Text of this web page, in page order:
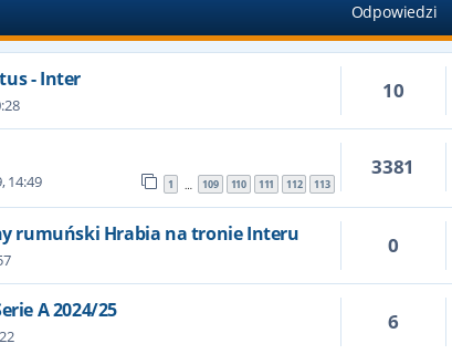
Odpowiedzi
- Inter 10
14:49 1 … 109 110 111 112 113
3381
rumuński Hrabia na tronie Interu 0
A 2024/25 6